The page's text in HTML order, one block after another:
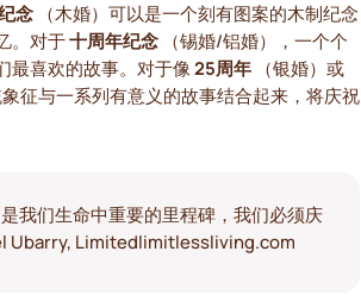
念 （木婚）可以是一个刻有图案的木制纪念
。对于十周年纪念 （锡婚/铝婚），一个个
最喜欢的故事。对于像25周年 （银婚）或
象征与一系列有意义的故事结合起来，将庆祝
我们生命中重要的里程碑，我们必须庆
Ubarry, Limitedlimitlessliving.com